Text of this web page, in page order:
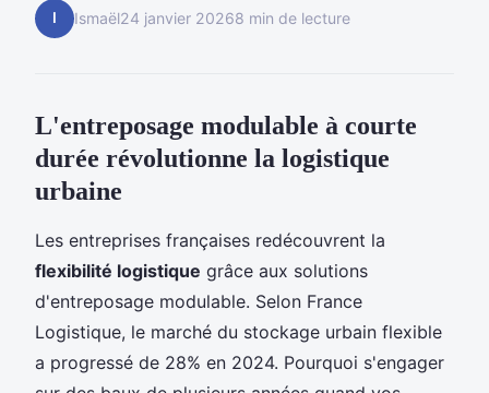
I Ismaël24 janvier 20268 min de lecture
L'entreposage modulable à courte
durée révolutionne la logistique
urbaine
Les entreprises françaises redécouvrent la
flexibilité logistique grâce aux solutions
d'entreposage modulable. Selon France
Logistique, le marché du stockage urbain flexible
a progressé de 28% en 2024. Pourquoi s'engager